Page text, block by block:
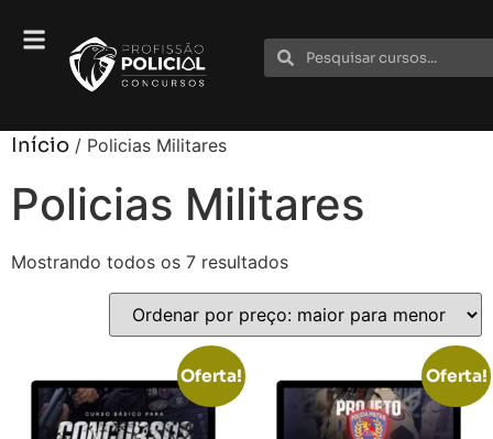
Início / Policias Militares
Policias Militares
Mostrando todos os 7 resultados
Oferta! Oferta!